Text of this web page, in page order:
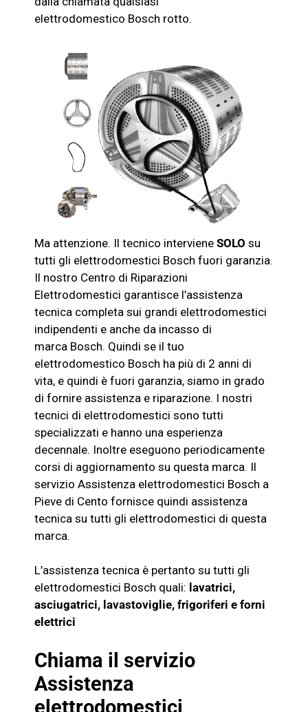
elettrodomestico Bosch rotto.
Ma attenzione. Il tecnico interviene SOLO su
tutti gli elettrodomestici Bosch fuori garanzia.
Il nostro Centro di Riparazioni
Elettrodomestici garantisce l’assistenza
tecnica completa sui grandi elettrodomestici
indipendenti e anche da incasso di
marca Bosch. Quindi se il tuo
elettrodomestico Bosch ha più di 2 anni di
vita, e quindi è fuori garanzia, siamo in grado
di fornire assistenza e riparazione. I nostri
tecnici di elettrodomestici sono tutti
specializzati e hanno una esperienza
decennale. Inoltre eseguono periodicamente
corsi di aggiornamento su questa marca. Il
servizio Assistenza elettrodomestici Bosch a
Pieve di Cento fornisce quindi assistenza
tecnica su tutti gli elettrodomestici di questa
marca.
L’assistenza tecnica è pertanto su tutti gli
elettrodomestici Bosch quali: lavatrici,
asciugatrici, lavastoviglie, frigoriferi e forni
elettrici
Chiama il servizio
Assistenza
elettrodomestici